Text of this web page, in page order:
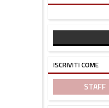
ISCRIVITI COME
STAFF